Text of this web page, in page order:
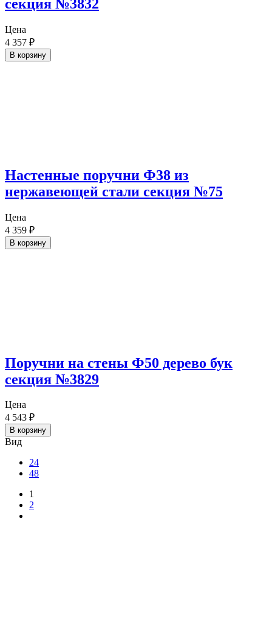
секция №3832
Цена
4 357 ₽
В корзину
Настенные поручни Ф38 из
нержавеющей стали секция №75
Цена
4 359 ₽
В корзину
Поручни на стены Ф50 дерево бук
секция №3829
Цена
4 543 ₽
В корзину
Вид
24
48
1
2